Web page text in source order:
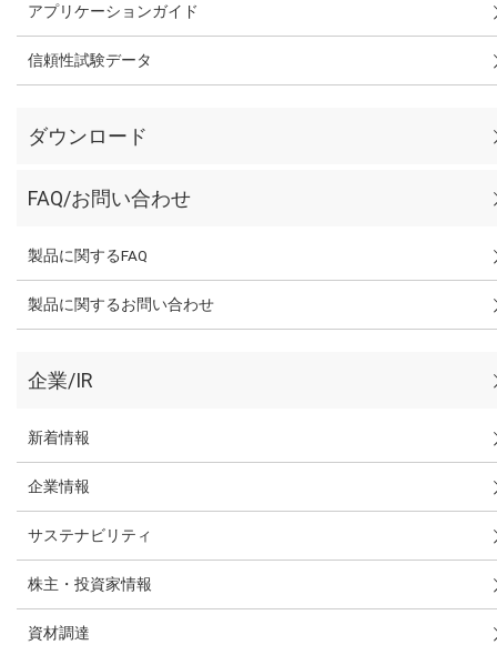
アプリケーションガイド
信頼性試験データ
ダウンロード
FAQ/お問い合わせ
製品に関するFAQ
製品に関するお問い合わせ
企業/IR
新着情報
企業情報
サステナビリティ
株主・投資家情報
資材調達